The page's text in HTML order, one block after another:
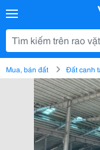
Mua, bán đất Đất canh